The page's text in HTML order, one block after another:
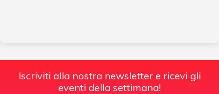
Iscriviti alla nostra newsletter e ricevi gli
eventi della settimana!